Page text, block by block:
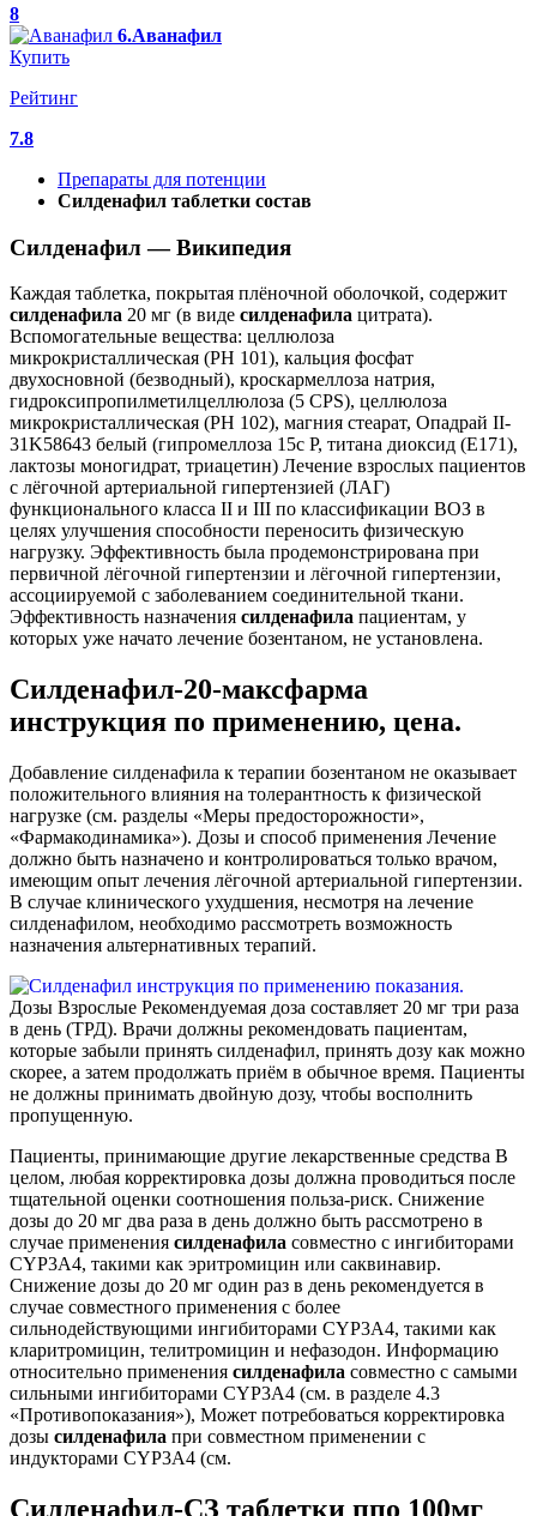
8
6.Аванафил
Купить
Рейтинг
7.8
Препараты для потенции
Силденафил таблетки состав
Силденафил — Википедия
Каждая таблетка, покрытая плёночной оболочкой, содержит
силденафила 20 мг (в виде силденафила цитрата).
Вспомогательные вещества: целлюлоза
микрокристаллическая (PH 101), кальция фосфат
двухосновной (безводный), кроскармеллоза натрия,
гидроксипропилметилцеллюлоза (5 CPS), целлюлоза
микрокристаллическая (PH 102), магния стеарат, Опадрай II-
31K58643 белый (гипромеллоза 15с Р, титана диоксид (Е171),
лактозы моногидрат, триацетин) Лечение взрослых пациентов
с лёгочной артериальной гипертензией (ЛАГ)
функционального класса II и III по классификации ВОЗ в
целях улучшения способности переносить физическую
нагрузку. Эффективность была продемонстрирована при
первичной лёгочной гипертензии и лёгочной гипертензии,
ассоциируемой с заболеванием соединительной ткани.
Эффективность назначения силденафила пациентам, у
которых уже начато лечение бозентаном, не установлена.
Силденафил-20-максфарма
инструкция по применению, цена.
Добавление силденафила к терапии бозентаном не оказывает
положительного влияния на толерантность к физической
нагрузке (см. разделы «Меры предосторожности»,
«Фармакодинамика»). Дозы и способ применения Лечение
должно быть назначено и контролироваться только врачом,
имеющим опыт лечения лёгочной артериальной гипертензии.
В случае клинического ухудшения, несмотря на лечение
силденафилом, необходимо рассмотреть возможность
назначения альтернативных терапий.
Дозы Взрослые Рекомендуемая доза составляет 20 мг три раза
в день (ТРД). Врачи должны рекомендовать пациентам,
которые забыли принять силденафил, принять дозу как можно
скорее, а затем продолжать приём в обычное время. Пациенты
не должны принимать двойную дозу, чтобы восполнить
пропущенную.
Пациенты, принимающие другие лекарственные средства В
целом, любая корректировка дозы должна проводиться после
тщательной оценки соотношения польза-риск. Снижение
дозы до 20 мг два раза в день должно быть рассмотрено в
случае применения силденафила совместно с ингибиторами
CYP3A4, такими как эритромицин или саквинавир.
Снижение дозы до 20 мг один раз в день рекомендуется в
случае совместного применения с более
сильнодействующими ингибиторами CYP3A4, такими как
кларитромицин, телитромицин и нефазодон. Информацию
относительно применения силденафила совместно с самыми
сильными ингибиторами CYP3A4 (см. в разделе 4.3
«Противопоказания»), Может потребоваться корректировка
дозы силденафила при совместном применении с
индукторами CYP3A4 (см.
Силденафил-СЗ таблетки ппо 100мг